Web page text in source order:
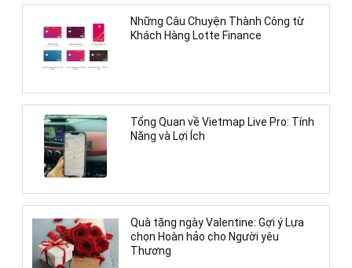
Những Câu Chuyện Thành Công từ
Khách Hàng Lotte Finance
Tổng Quan về Vietmap Live Pro: Tính
Năng và Lợi Ích
Quà tặng ngày Valentine: Gợi ý Lựa
chọn Hoàn hảo cho Người yêu
Thương